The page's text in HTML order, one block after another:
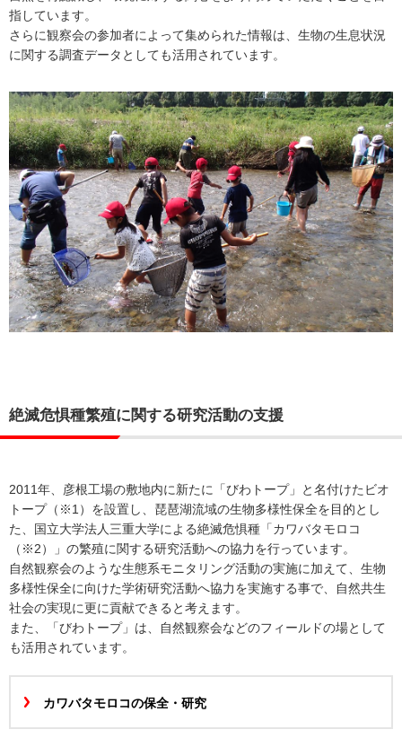
指しています。
さらに観察会の参加者によって集められた情報は、生物の生息状況
に関する調査データとしても活用されています。
絶滅危惧種繁殖に関する研究活動の支援
2011年、彦根工場の敷地内に新たに「びわトープ」と名付けたビオ
トープ（※1）を設置し、琵琶湖流域の生物多様性保全を目的とし
た、国立大学法人三重大学による絶滅危惧種「カワバタモロコ
（※2）」の繁殖に関する研究活動への協力を行っています。
自然観察会のような生態系モニタリング活動の実施に加えて、生物
多様性保全に向けた学術研究活動へ協力を実施する事で、自然共生
社会の実現に更に貢献できると考えます。
また、「びわトープ」は、自然観察会などのフィールドの場として
も活用されています。
カワバタモロコの保全・研究